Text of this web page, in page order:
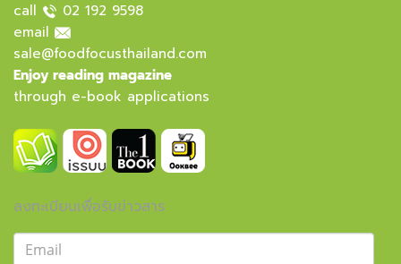
call
02 192 9598
email
sale@foodfocusthailand.com
Enjoy reading magazine
through e-book applications
ลงทะเบียนเพื่อรับข่าวสาร